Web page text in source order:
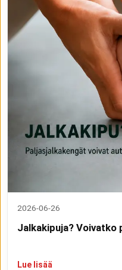
2026-06-26
Jalkakipuja? Voivatko
Lue lisää